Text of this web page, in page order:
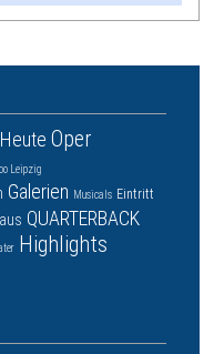
Heute Oper
Leipzig
Galerien Musicals Eintritt
QUARTERBACK
Highlights